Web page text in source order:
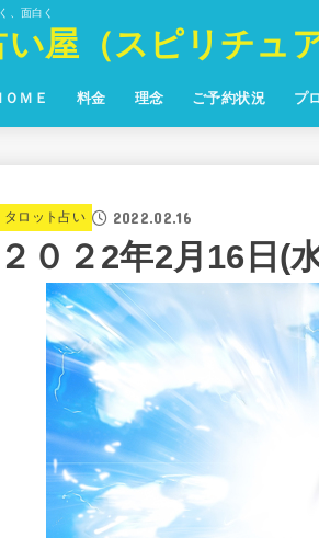
、面白く
い屋（スピリチュ
ＯＭＥ 料金 理念 ご予約状況 プ
タロット占い 2022.02.16
２０２2年2月16日(